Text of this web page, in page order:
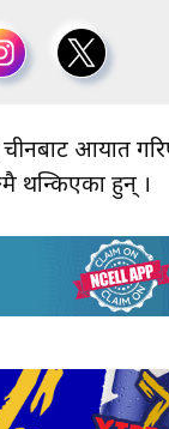
आयात
थन्किएका हुन् ।